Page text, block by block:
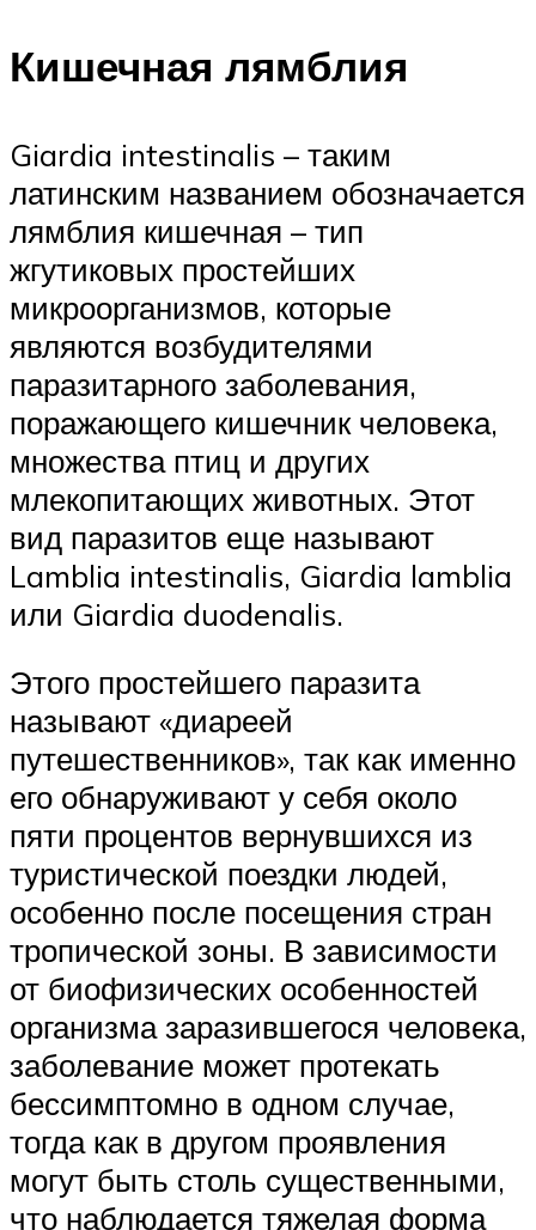
Кишечная лямблия
Giardia intestinalis – таким
латинским названием обозначается
лямблия кишечная – тип
жгутиковых простейших
микроорганизмов, которые
являются возбудителями
паразитарного заболевания,
поражающего кишечник человека,
множества птиц и других
млекопитающих животных. Этот
вид паразитов еще называют
Lamblia intestinalis, Giardia lamblia
или Giardia duodenalis.
Этого простейшего паразита
называют «диареей
путешественников», так как именно
его обнаруживают у себя около
пяти процентов вернувшихся из
туристической поездки людей,
особенно после посещения стран
тропической зоны. В зависимости
от биофизических особенностей
организма заразившегося человека,
заболевание может протекать
бессимптомно в одном случае,
тогда как в другом проявления
могут быть столь существенными,
что наблюдается тяжелая форма